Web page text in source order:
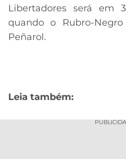
Libertadores será em
quando o Rubro-
Peñarol.
Leia também: